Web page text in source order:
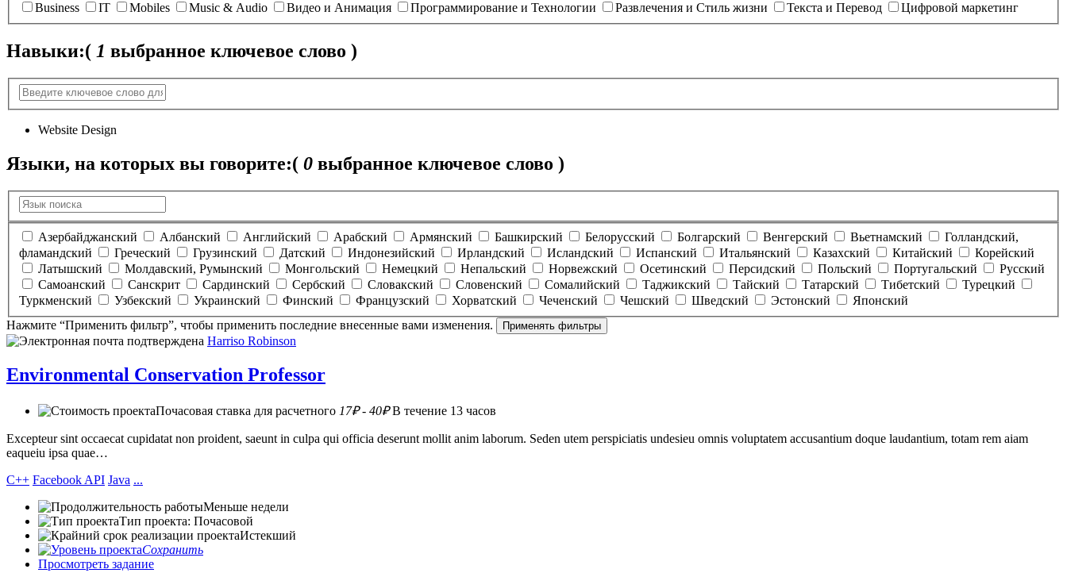
Business IT Mobiles Music & Audio Видео и Анимация Программирование и Технологии Развлечения и Стиль жизни Текста и Перевод Цифровой маркетинг
Навыки:( 1 выбранное ключевое слово )
Website Design
Языки, на которых вы говорите:( 0 выбранное ключевое слово )
Азербайджанский Албанский Английский Арабский Армянский Башкирский Белорусский Болгарский Венгерский Вьетнамский
Голландский,
фламандский
Греческий Грузинский Датский Индонезийский Ирландский Исландский Испанский Итальянский Казахский Китайский
Корейский
Латышский
Молдавский, Румынский Монгольский Немецкий Непальский Норвежский Осетинский Персидский Польский Португальский
Русский
Самоанский
Санскрит Сардинский Сербский Словакский Словенский Сомалийский Таджикский Тайский Татарский Тибетский
Турецкий
Туркменский
Узбекский Украинский Финский Французский Хорватский Чеченский Чешский Шведский Эстонский
Японский
Нажмите “Применить фильтр”, чтобы применить последние внесенные вами изменения.
Harriso Robinson
Environmental Conservation Professor
Почасовая ставка для расчетного 17₽ - 40₽В течение 13 часов
Excepteur sint occaecat cupidatat non proident, saeunt in culpa qui officia deserunt mollit anim laborum. Seden utem perspiciatis undesieu omnis voluptatem accusantium doque laudantium, totam rem aiam
eaqueiu ipsa quae…
C++ Facebook API Java ...
Меньше недели
Тип проекта: Почасовой
Истекший
Сохранить
Просмотреть задание